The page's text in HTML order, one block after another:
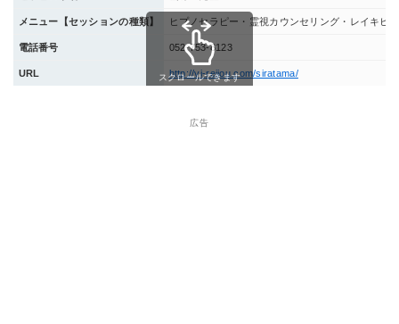
メニュー【セッションの種類】 ヒプノセラピー・霊視カウンセリング・レイキヒ
電話番号 052-753-8123
URL http://vi-reijou.com/siratama/
スクロールできます
広告